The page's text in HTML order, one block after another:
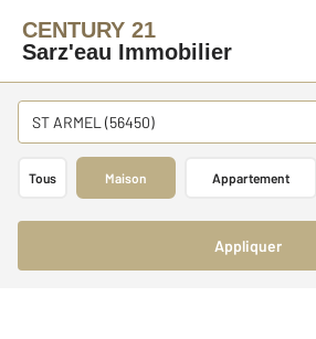
CENTURY 21
Sarz'eau Immobilier
ST ARMEL (56450)
Tous Maison Appartement
Appliquer